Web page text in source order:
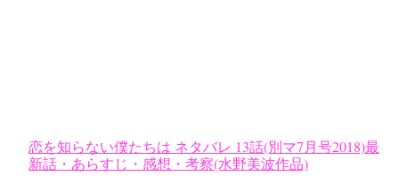
恋を知らない僕たちは ネタバレ 13話(別マ7月号2018)最
新話・あらすじ・感想・考察(水野美波作品)